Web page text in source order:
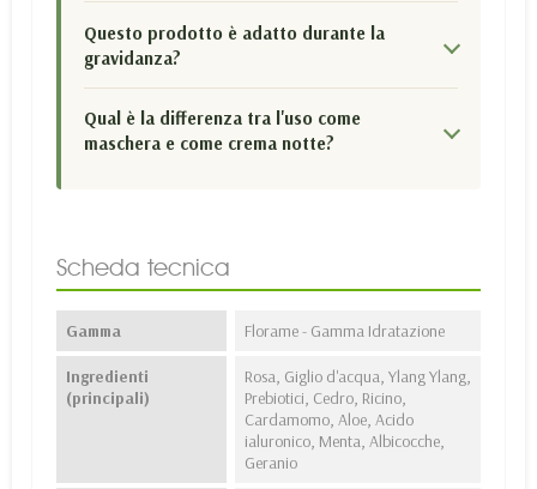
Questo prodotto è adatto durante la
gravidanza?
Qual è la differenza tra l'uso come
maschera e come crema notte?
Scheda tecnica
Gamma Florame - Gamma Idratazione
Ingredienti
(principali)
Rosa, Giglio d'acqua, Ylang Ylang,
Prebiotici, Cedro, Ricino,
Cardamomo, Aloe, Acido
ialuronico, Menta, Albicocche,
Geranio